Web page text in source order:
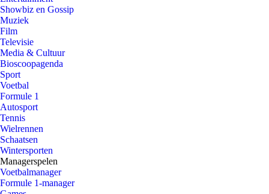
Showbiz en Gossip
Muziek
Film
Televisie
Media & Cultuur
Bioscoopagenda
Sport
Voetbal
Formule 1
Autosport
Tennis
Wielrennen
Schaatsen
Wintersporten
Managerspelen
Voetbalmanager
Formule 1-manager